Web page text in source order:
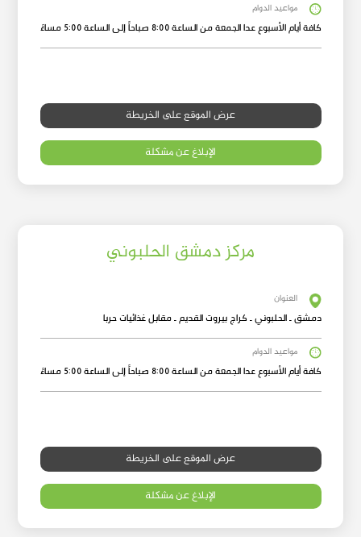
مواعيد الدوام
كافة أيام الأسبوع عدا الجمعة من الساعة 8:00 صباحاً إلى الساعة 5:00 مساءً
عرض الموقع على الخريطة
الإبلاغ عن مشكلة
مركز دمشق الحلبوني
العنوان
دمشق ـ الحلبوني ـ كراج بيروت القديم ـ مقابل غذائيات حربا
مواعيد الدوام
كافة أيام الأسبوع عدا الجمعة من الساعة 8:00 صباحاً إلى الساعة 5:00 مساءً
عرض الموقع على الخريطة
الإبلاغ عن مشكلة